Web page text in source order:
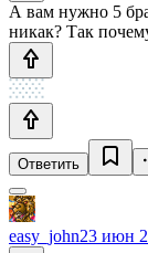
А вам нужно 5
никак? Так
Ответить
easy_john23 июн